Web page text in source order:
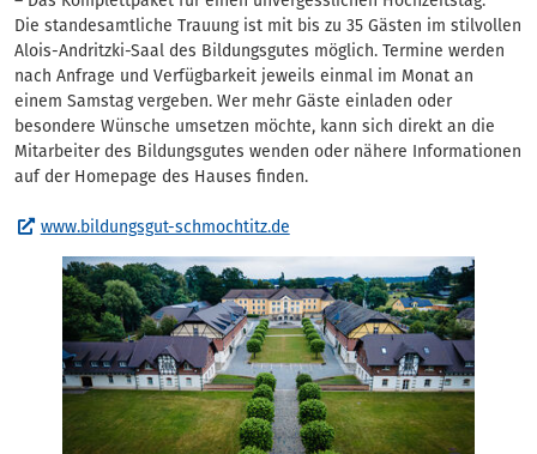
Die standesamtliche Trauung ist mit bis zu 35 Gästen im stilvollen
Alois-Andritzki-Saal des Bildungsgutes möglich. Termine werden
nach Anfrage und Verfügbarkeit jeweils einmal im Monat an
einem Samstag vergeben. Wer mehr Gäste einladen oder
besondere Wünsche umsetzen möchte, kann sich direkt an die
Mitarbeiter des Bildungsgutes wenden oder nähere Informationen
auf der Homepage des Hauses finden.
www.bildungsgut-schmochtitz.de